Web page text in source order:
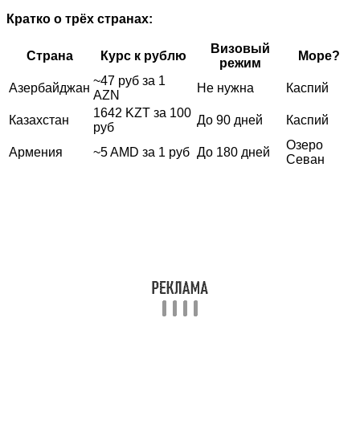
Кратко о трёх странах:
Страна Курс к рублю
Визовый
режим
Море?
Азербайджан
~47 руб за 1
AZN
Не нужна Каспий
Казахстан
1642 KZT за 100
руб
До 90 дней Каспий
Армения ~5 AMD за 1 руб До 180 дней
Озеро
Севан